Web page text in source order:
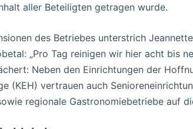
aller Beteiligten getragen wurde.
des Betriebes unterstrich
„Pro Tag reinigen wir hier acht bis
Neben den Einrichtungen der
(KEH) vertrauen auch
regionale Gastronomiebetriebe auf